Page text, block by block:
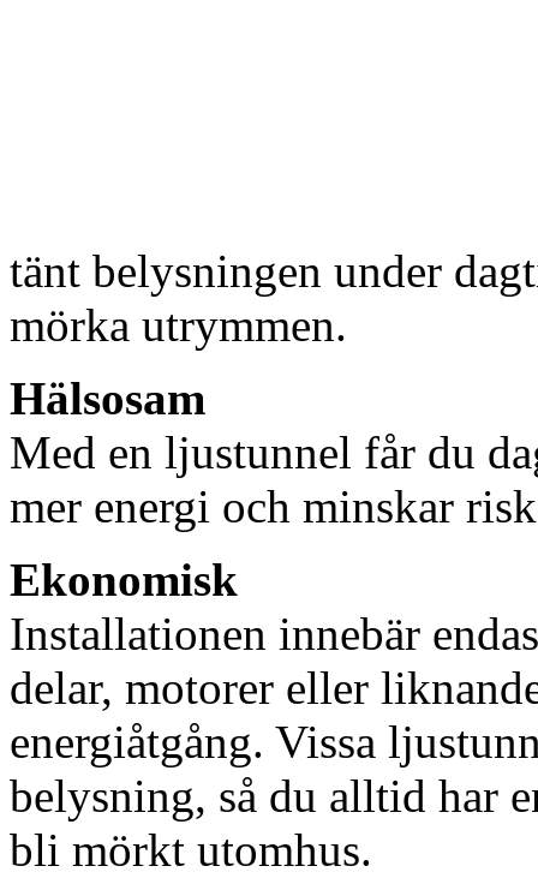
tänt belysningen under
mörka utrymmen.
Hälsosam
Med en ljustunnel får du
mer energi och minskar
Ekonomisk
Installationen innebär
delar, motorer eller
energiåtgång. Vissa
belysning, så du alltid har
bli mörkt utomhus.